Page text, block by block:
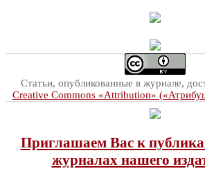
Статьи, опубликованные в журнале,
Creative Commons «Attribution»
Приглашаем Вас к
журналах нашего